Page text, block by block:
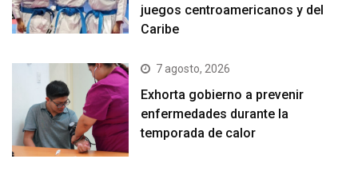
juegos centroamericanos y del
Caribe
7 agosto, 2026
Exhorta gobierno a prevenir
enfermedades durante la
temporada de calor